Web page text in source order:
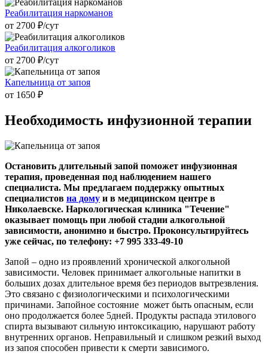
Реабилитация наркоманов
от 2700 ₽/cут
Реабилитация алкоголиков
от 2700 ₽/cут
Капельница от запоя
от 1650 ₽
Необходимость инфузионной терапии
Остановить длительный запой поможет инфузионная
терапия, проведенная под наблюдением нашего
специалиста. Мы предлагаем поддержку опытных
специалистов на дому и в медицинском центре в
Николаевске. Наркологическая клиника "Течение"
оказывает помощь при любой стадии алкогольной
зависимости, анонимно и быстро. Проконсультируйтесь
уже сейчас, по телефону: +7 995 333-49-10
Запой – одно из проявлений хронической алкогольной
зависимости. Человек принимает алкогольные напитки в
больших дозах длительное время без периодов вытрезвления.
Это связано с физиологическими и психологическими
причинами. Запойное состояние может быть опасным, если
оно продолжается более 5дней. Продукты распада этилового
спирта вызывают сильную интоксикацию, нарушают работу
внутренних органов. Неправильный и слишком резкий выход
из запоя способен привести к смерти зависимого.